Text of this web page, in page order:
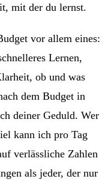
mit der du lernst.
vor allem eines:
Lernen,
ob und was
dem Budget in
deiner Geduld. Wer
kann ich pro Tag
verlässliche Zahlen
als jeder, der nur